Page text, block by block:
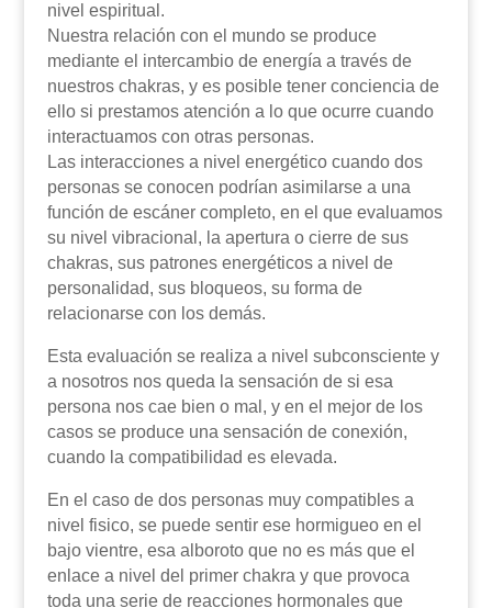
nivel espiritual.
Nuestra relación con el mundo se produce
mediante el intercambio de energía a través de
nuestros chakras, y es posible tener conciencia de
ello si prestamos atención a lo que ocurre cuando
interactuamos con otras personas.
Las interacciones a nivel energético cuando dos
personas se conocen podrían asimilarse a una
función de escáner completo, en el que evaluamos
su nivel vibracional, la apertura o cierre de sus
chakras, sus patrones energéticos a nivel de
personalidad, sus bloqueos, su forma de
relacionarse con los demás.
Esta evaluación se realiza a nivel subconsciente y
a nosotros nos queda la sensación de si esa
persona nos cae bien o mal, y en el mejor de los
casos se produce una sensación de conexión,
cuando la compatibilidad es elevada.
En el caso de dos personas muy compatibles a
nivel fisico, se puede sentir ese hormigueo en el
bajo vientre, esa alboroto que no es más que el
enlace a nivel del primer chakra y que provoca
toda una serie de reacciones hormonales que